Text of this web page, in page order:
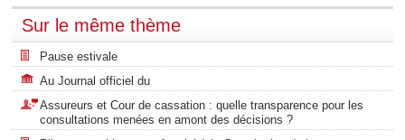
Sur le même thème
Pause estivale
Au Journal officiel du
Assureurs et Cour de cassation : quelle transparence pour les
consultations menées en amont des décisions ?